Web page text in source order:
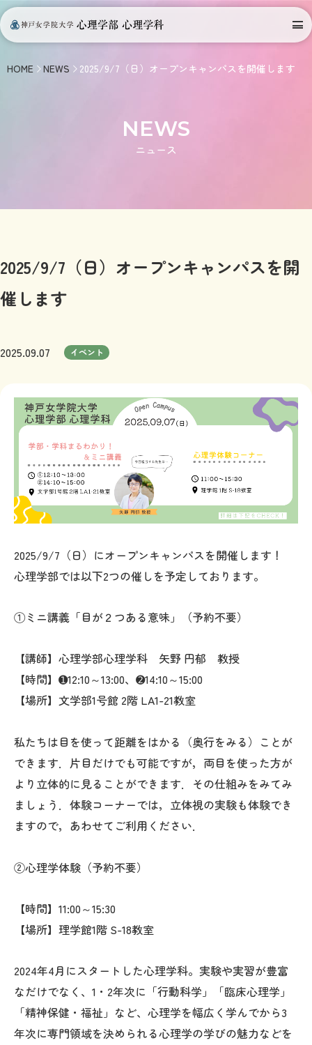
サポート
キャリア
お問い合わせ
アクセス情報
HOME NEWS 2025/9/7（日）オープンキャンパスを開催します
NEWS
ニュース
2025/9/7（日）オープンキャンパスを開
催します
2025.09.07 イベント
2025/9/7（日）にオープンキャンパスを開催します！
心理学部では以下2つの催しを予定しております。
①ミニ講義​「目が２つある意味 」（予約不要）
【講師】心理学部心理学科 矢野 円郁 教授
【時間】➊12:10～13:00、➋14:10～15:00
【場所】文学部1号館 2階 LA1-21教室
私たちは目を使って距離をはかる（奥行をみる）ことが
できます．片目だけでも可能ですが，両目を使った方が
より立体的に見ることができます．その仕組みをみてみ
ましょう．体験コーナーでは，立体視の実験も体験でき
ますので，あわせてご利用ください．
②心理学体験（予約不要）
【時間】11:00～15:30
【場所】理学館1階 S-18教室
2024年4月にスタートした心理学科。実験や実習が豊富
なだけでなく、1・2年次に「行動科学」「臨床心理学」
「精神保健・福祉」など、心理学を幅広く学んでから3
年次に専門領域を決められる心理学の学びの魅力などを